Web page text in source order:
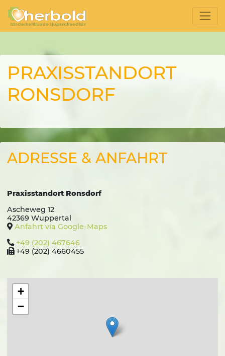
PRAXISSTANDORT
RONSDORF
ADRESSE & ANFAHRT
Praxisstandort Ronsdorf
Ascheweg 12
42369 Wuppertal
Anfahrt via Google-Maps
+49 (202) 467646
+49 (202) 4660455
+
−